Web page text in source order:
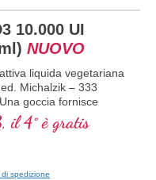
e alla normale
immunitario.
senza ingegneria
propria
da 25 anni, vegano,
in laboratorio.
su Vitamina
10.000 UI
NUOVO
liquida vegetariana
Michalzik – 333
goccia fornisce
D3. Massima
in olio di cocco
senza pesticidi,
Questa
supporta il
il 4° è gratis
spedizione